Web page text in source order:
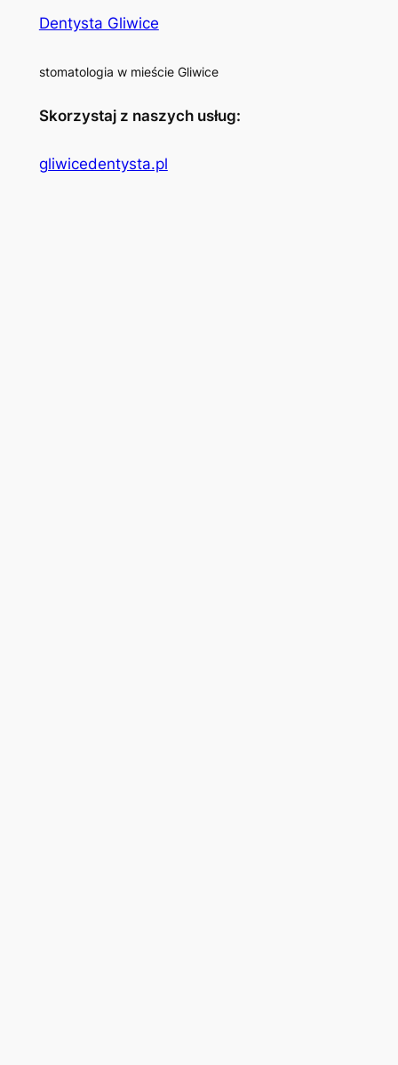
Dentysta Gliwice
stomatologia w mieście Gliwice
Skorzystaj z naszych usług:
gliwicedentysta.pl